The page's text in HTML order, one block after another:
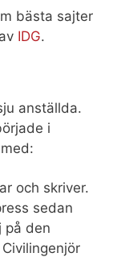
bästa sajter
IDG.
anställda.
i
och skriver.
sedan
på den